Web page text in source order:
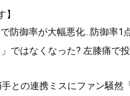
防御率が大幅悪化...防御率1
ではなくなった? 左膝痛で
との連携ミスにファン騒然